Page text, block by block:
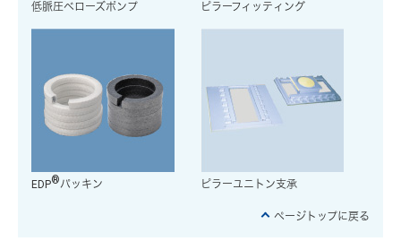
低脈圧ベローズポンプ
ピラーフィッティング
EDP®パッキン ピラーユニトン支承
ページトップに戻る